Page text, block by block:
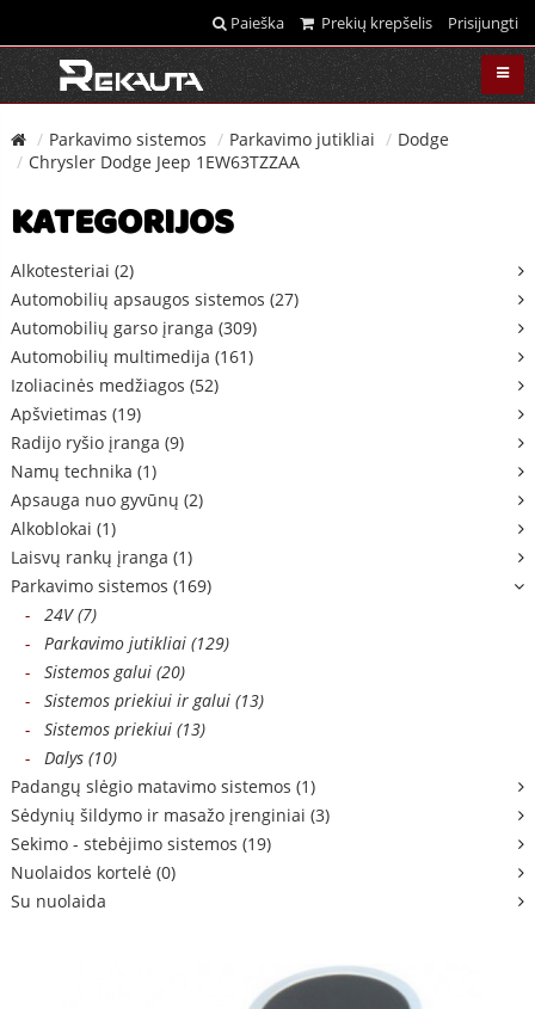
Paieška Prekių krepšelis Prisijungti
Parkavimo sistemos Parkavimo jutikliai
Dodge
Chrysler Dodge Jeep 1EW63TZZAA
KATEGORIJOS
Alkotesteriai (2)
Automobilių apsaugos sistemos (27)
Automobilių garso įranga (309)
Automobilių multimedija (161)
Izoliacinės medžiagos (52)
Apšvietimas (19)
Radijo ryšio įranga (9)
Namų technika (1)
Apsauga nuo gyvūnų (2)
Alkoblokai (1)
Laisvų rankų įranga (1)
Parkavimo sistemos (169)
- 24V (7)
- Parkavimo jutikliai (129)
- Sistemos galui (20)
- Sistemos priekiui ir galui (13)
- Sistemos priekiui (13)
- Dalys (10)
Padangų slėgio matavimo sistemos (1)
Sėdynių šildymo ir masažo įrenginiai (3)
Sekimo - stebėjimo sistemos (19)
Nuolaidos kortelė (0)
Su nuolaida